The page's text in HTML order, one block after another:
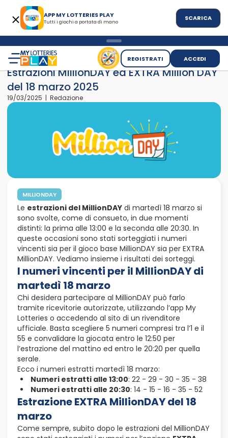
APP MY LOTTERIES PLAY
Tutti i giochi a portata di mano SCARICA
REGISTRATI ACCEDI
Home>News> Estrazioni MillionDAY ed EXTRA Million DAY
Estrazioni MillionDAY ed EXTRA Million DAY
del 18 marzo 2025
19/03/2025 | Redazione
MILLIONDAY
Le estrazioni del MillionDAY di martedì 18 marzo si
sono svolte, come di consueto, in due momenti
distinti: la prima alle 13:00 e la seconda alle 20:30. In
queste occasioni sono stati sorteggiati i numeri
vincenti sia per il gioco base MillionDAY sia per EXTRA
MillionDAY. Vediamo insieme i risultati dei sorteggi.
I numeri vincenti per il MillionDAY di
martedì 18 marzo
Chi desidera partecipare al MillionDAY può farlo
tramite ricevitorie autorizzate, utilizzando l’app My
Lotteries o accedendo al sito di un rivenditore
ufficiale. Basta scegliere 5 numeri compresi tra l’1 e il
55 e convalidare la giocata entro le 12:50 per
l’estrazione del mattino ed entro le 20:20 per quella
serale.
Ecco i numeri estratti martedì 18 marzo:
Numeri estratti alle 13:00: 22 - 29 - 30 - 35 - 38
Numeri estratti alle 20:30: 14 - 15 - 16 - 35 - 52
Estrazione EXTRA MillionDAY del 18
marzo
Come sempre, subito dopo le estrazioni del MillionDAY